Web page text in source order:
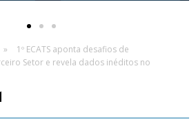
»
1º ECATS aponta desafios de
Setor e revela dados inéditos no